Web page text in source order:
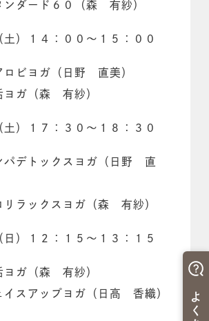
ンダード６０（森 有紗）
土）１４：００～１５：００
ロビヨガ（日野 直美）
ヨガ（森 有紗）
土）１７：３０～１８：３０
パデトックスヨガ（日野 直
リラックスヨガ（森 有紗）
日）１２：１５～１３：１５
ヨガ（森 有紗）
イスアップヨガ（日高 香織）